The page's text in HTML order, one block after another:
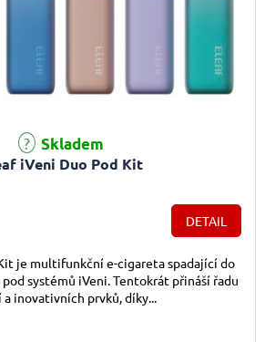
iVeni Duo Pod Kit
Skladem
DETAIL
je multifunkční e-cigareta spadající do
systémů iVeni. Tentokrát přináší řadu
inovativních prvků, díky...